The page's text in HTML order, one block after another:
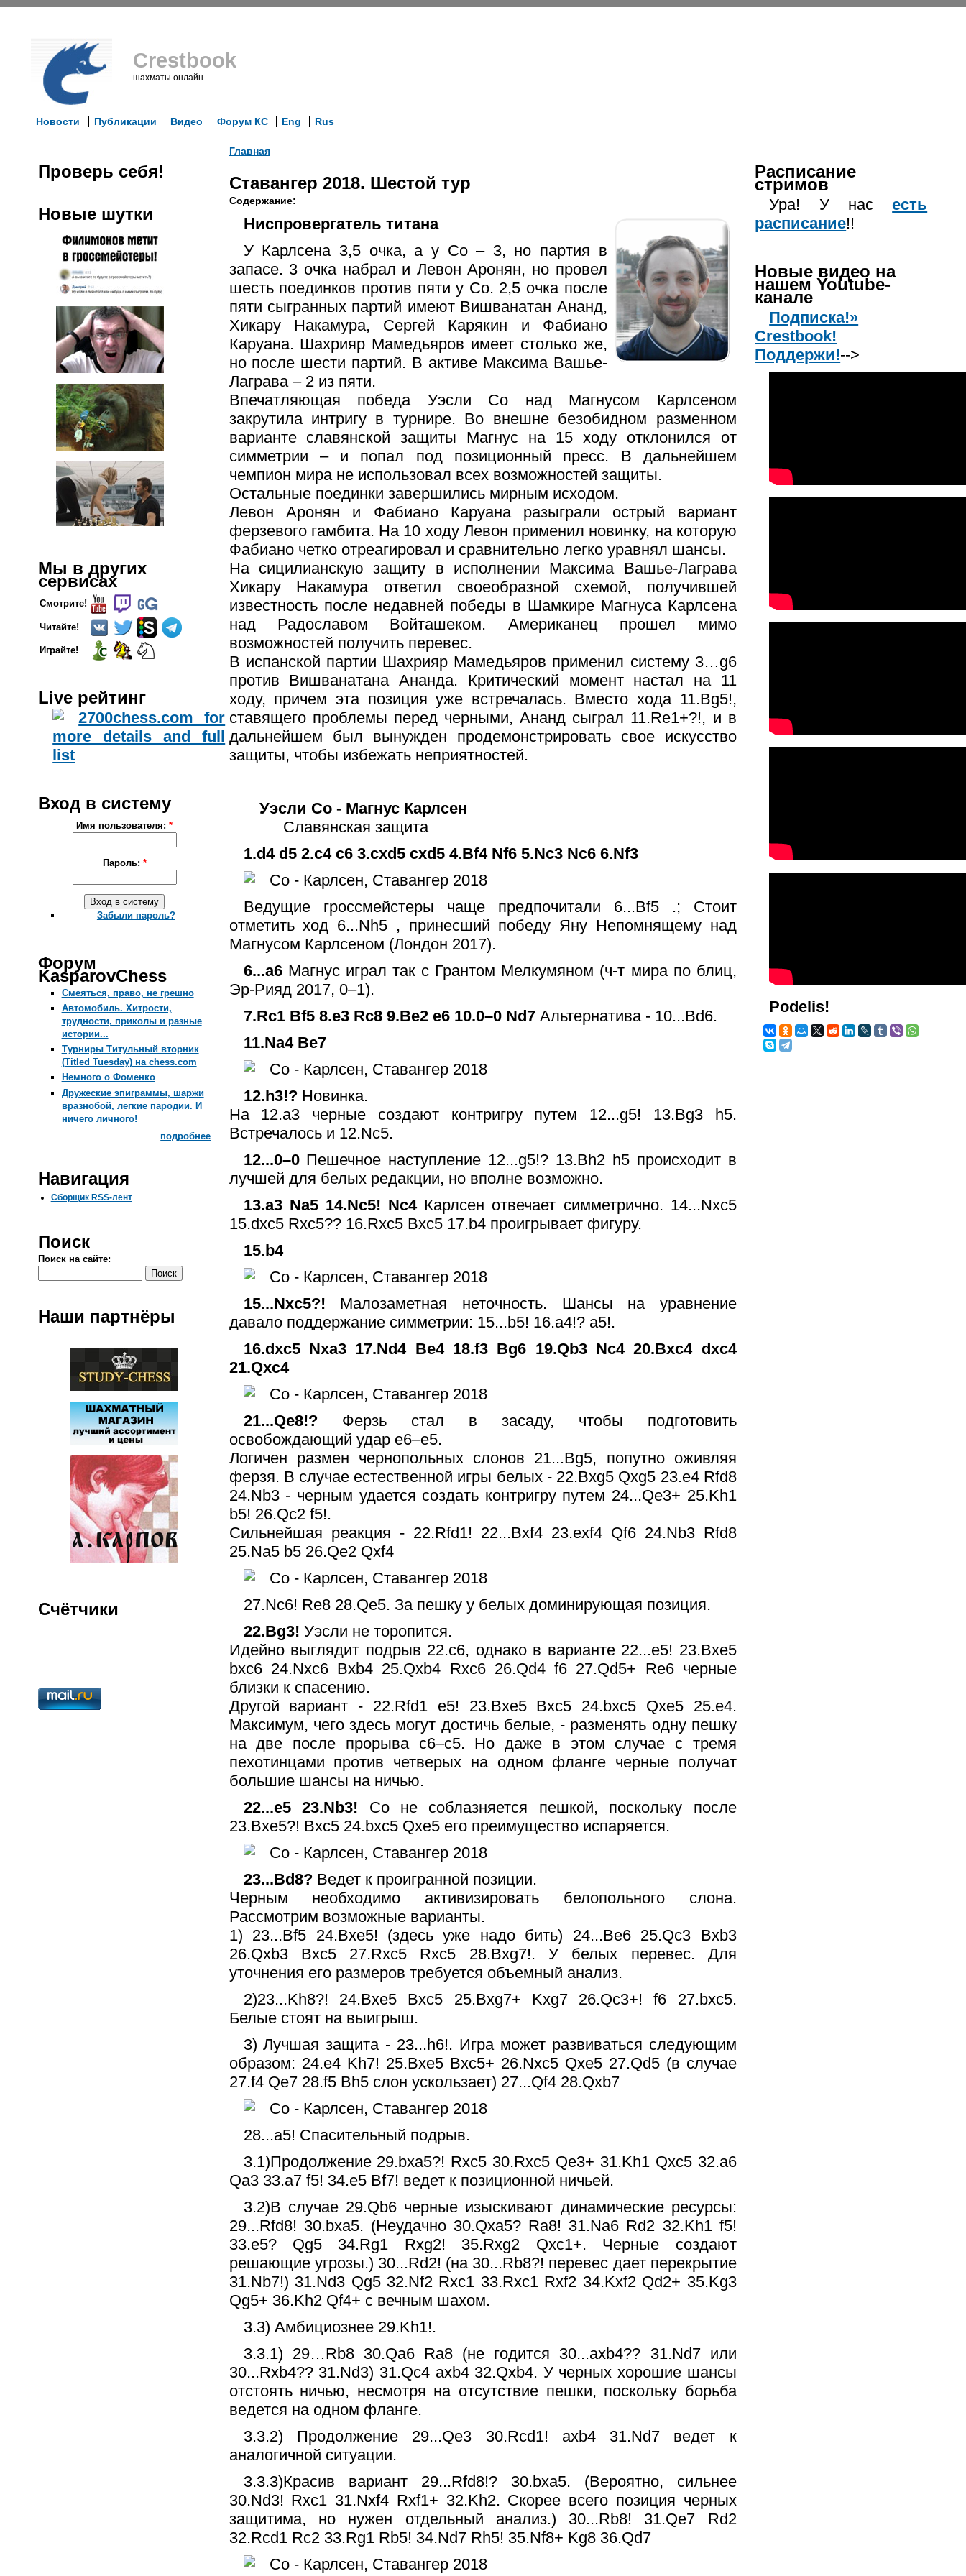
Crestbook
шахматы онлайн
Новости Публикации Видео Форум КС Eng Rus
Проверь себя!
Новые шутки
Мы в других
сервисах
Смотрите!
Читайте!
Играйте!
Live рейтинг
Вход в систему
Имя пользователя:*
Пароль: *
Забыли пароль?
Форум
KasparovChess
Смеяться, право, не грешно
Автомобиль. Хитрости,
трудности, приколы и разные
истории...
Турниры Титульный вторник
(Titled Tuesday) на chess.com
Немного о Фоменко
Дружеские эпиграммы, шаржи
вразнобой, легкие пародии. И
ничего личного!
подробнее
Навигация
Сборщик RSS-лент
Поиск
Поиск на сайте:
Наши партнёры
Счётчики
Главная
Ставангер 2018. Шестой тур
Содержание:
Ниспровергатель титана
У Карлсена 3,5 очка, а у Со – 3, но партия в
запасе. 3 очка набрал и Левон Аронян, но провел
шесть поединков против пяти у Со. 2,5 очка после
пяти сыгранных партий имеют Вишванатан Ананд,
Хикару Накамура, Сергей Карякин и Фабиано
Каруана. Шахрияр Мамедьяров имеет столько же,
но после шести партий. В активе Максима Вашье-
Лаграва – 2 из пяти.
Впечатляющая победа Уэсли Со над Магнусом Карлсеном
закрутила интригу в турнире. Во внешне безобидном разменном
варианте славянской защиты Магнус на 15 ходу отклонился от
симметрии – и попал под позиционный пресс. В дальнейшем
чемпион мира не использовал всех возможностей защиты.
Остальные поединки завершились мирным исходом.
Левон Аронян и Фабиано Каруана разыграли острый вариант
ферзевого гамбита. На 10 ходу Левон применил новинку, на которую
Фабиано четко отреагировал и сравнительно легко уравнял шансы.
На сицилианскую защиту в исполнении Максима Вашье-Лаграва
Хикару Накамура ответил своеобразной схемой, получившей
известность после недавней победы в Шамкире Магнуса Карлсена
над Радославом Войташеком. Американец прошел мимо
возможностей получить перевес.
В испанской партии Шахрияр Мамедьяров применил систему 3…g6
против Вишванатана Ананда. Критический момент настал на 11
ходу, причем эта позиция уже встречалась. Вместо хода 11.Bg5!,
ставящего проблемы перед черными, Ананд сыграл 11.Re1+?!, и в
дальнейшем был вынужден продемонстрировать свое искусство
защиты, чтобы избежать неприятностей.
Уэсли Со - Магнус Карлсен
Славянская защита
1.d4 d5 2.c4 c6 3.cxd5 cxd5 4.Bf4 Nf6 5.Nc3 Nc6 6.Nf3
Ведущие гроссмейстеры чаще предпочитали 6...Bf5 .; Стоит
отметить ход 6...Nh5 , принесший победу Яну Непомнящему над
Магнусом Карлсеном (Лондон 2017).
6...a6 Магнус играл так с Грантом Мелкумяном (ч-т мира по блиц,
Эр-Рияд 2017, 0–1).
7.Rc1 Bf5 8.e3 Rc8 9.Be2 e6 10.0–0 Nd7 Альтернатива - 10...Bd6.
11.Na4 Be7
12.h3!? Новинка.
На 12.a3 черные создают контригру путем 12...g5! 13.Bg3 h5.
Встречалось и 12.Nc5.
12...0–0 Пешечное наступление 12...g5!? 13.Bh2 h5 происходит в
лучшей для белых редакции, но вполне возможно.
13.a3 Na5 14.Nc5! Nc4 Карлсен отвечает симметрично. 14...Nxc5
15.dxc5 Rxc5?? 16.Rxc5 Bxc5 17.b4 проигрывает фигуру.
15.b4
15...Nxc5?! Малозаметная неточность. Шансы на уравнение
давало поддержание симметрии: 15...b5! 16.a4!? a5!.
16.dxc5 Nxa3 17.Nd4 Be4 18.f3 Bg6 19.Qb3 Nc4 20.Bxc4 dxc4
21.Qxc4
21...Qe8!? Ферзь стал в засаду, чтобы подготовить
освобождающий удар е6–е5.
Логичен размен чернопольных слонов 21...Bg5, попутно оживляя
ферзя. В случае естественной игры белых - 22.Bxg5 Qxg5 23.e4 Rfd8
24.Nb3 - черным удается создать контригру путем 24...Qe3+ 25.Kh1
b5! 26.Qc2 f5!.
Сильнейшая реакция - 22.Rfd1! 22...Bxf4 23.exf4 Qf6 24.Nb3 Rfd8
25.Na5 b5 26.Qe2 Qxf4
27.Nc6! Re8 28.Qe5. За пешку у белых доминирующая позиция.
22.Bg3! Уэсли не торопится.
Идейно выглядит подрыв 22.c6, однако в варианте 22...e5! 23.Bxe5
bxc6 24.Nxc6 Bxb4 25.Qxb4 Rxc6 26.Qd4 f6 27.Qd5+ Re6 черные
близки к спасению.
Другой вариант - 22.Rfd1 e5! 23.Bxe5 Bxc5 24.bxc5 Qxe5 25.e4.
Максимум, чего здесь могут достичь белые, - разменять одну пешку
на две после прорыва с6–с5. Но даже в этом случае с тремя
пехотинцами против четверых на одном фланге черные получат
большие шансы на ничью.
22...e5 23.Nb3! Со не соблазняется пешкой, поскольку после
23.Bxe5?! Bxc5 24.bxc5 Qxe5 его преимущество испаряется.
23...Bd8? Ведет к проигранной позиции.
Черным необходимо активизировать белопольного слона.
Рассмотрим возможные варианты.
1) 23...Bf5 24.Bxe5! (здесь уже надо бить) 24...Be6 25.Qc3 Bxb3
26.Qxb3 Bxc5 27.Rxc5 Rxc5 28.Bxg7!. У белых перевес. Для
уточнения его размеров требуется объемный анализ.
2)23...Kh8?! 24.Bxe5 Bxc5 25.Bxg7+ Kxg7 26.Qc3+! f6 27.bxc5.
Белые стоят на выигрыш.
3) Лучшая защита - 23...h6!. Игра может развиваться следующим
образом: 24.e4 Kh7! 25.Bxe5 Bxc5+ 26.Nxc5 Qxe5 27.Qd5 (в случае
27.f4 Qe7 28.f5 Bh5 слон ускользает) 27...Qf4 28.Qxb7
28...a5! Спасительный подрыв.
3.1)Продолжение 29.bxa5?! Rxc5 30.Rxc5 Qe3+ 31.Kh1 Qxc5 32.a6
Qa3 33.a7 f5! 34.e5 Bf7! ведет к позиционной ничьей.
3.2)В случае 29.Qb6 черные изыскивают динамические ресурсы:
29...Rfd8! 30.bxa5. (Неудачно 30.Qxa5? Ra8! 31.Na6 Rd2 32.Kh1 f5!
33.e5? Qg5 34.Rg1 Rxg2! 35.Rxg2 Qxc1+. Черные создают
решающие угрозы.) 30...Rd2! (на 30...Rb8?! перевес дает перекрытие
31.Nb7!) 31.Nd3 Qg5 32.Nf2 Rxc1 33.Rxc1 Rxf2 34.Kxf2 Qd2+ 35.Kg3
Qg5+ 36.Kh2 Qf4+ с вечным шахом.
3.3) Амбициознее 29.Kh1!.
3.3.1) 29…Rb8 30.Qa6 Ra8 (не годится 30...axb4?? 31.Nd7 или
30...Rxb4?? 31.Nd3) 31.Qc4 axb4 32.Qxb4. У черных хорошие шансы
отстоять ничью, несмотря на отсутствие пешки, поскольку борьба
ведется на одном фланге.
3.3.2) Продолжение 29...Qe3 30.Rcd1! axb4 31.Nd7 ведет к
аналогичной ситуации.
3.3.3)Красив вариант 29...Rfd8!? 30.bxa5. (Вероятно, сильнее
30.Nd3! Rxc1 31.Nxf4 Rxf1+ 32.Kh2. Скорее всего позиция черных
защитима, но нужен отдельный анализ.) 30...Rb8! 31.Qe7 Rd2
32.Rcd1 Rc2 33.Rg1 Rb5! 34.Nd7 Rh5! 35.Nf8+ Kg8 36.Qd7
Расписание
стримов
Ура! У насесть
расписание!!
Новые видео на
нашем Youtube-
канале
Подписка!»
Crestbook!
Поддержи!-->
Podelis!